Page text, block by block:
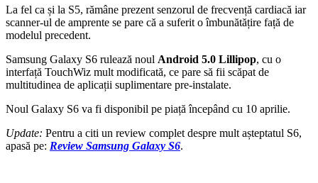
La fel ca și la S5, rămâne prezent senzorul de frecvență cardiacă iar
scanner-ul de amprente se pare că a suferit o îmbunătățire față de
modelul precedent.
Samsung Galaxy S6 rulează noul Android 5.0 Lillipop, cu o
interfață TouchWiz mult modificată, ce pare să fii scăpat de
multitudinea de aplicații suplimentare pre-instalate.
Noul Galaxy S6 va fi disponibil pe piață începând cu 10 aprilie.
Update: Pentru a citi un review complet despre mult așteptatul S6,
apasă pe: Review Samsung Galaxy S6.